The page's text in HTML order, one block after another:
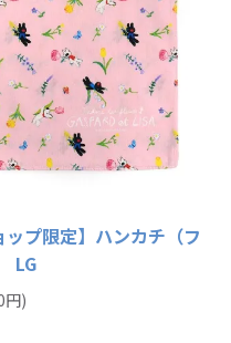
ップ限定】ハンカチ（フ
LG
円)